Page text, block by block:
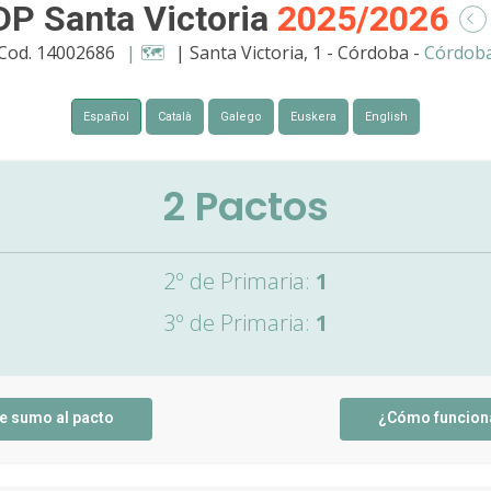
Santa Victoria 2025/2026
14002686 | 🗺️ | Santa Victoria, 1 - Córdoba -
Español Català Galego Euskera English
2 Pactos
2º de Primaria: 1
3º de Primaria: 1
sumo al pacto ¿Cómo